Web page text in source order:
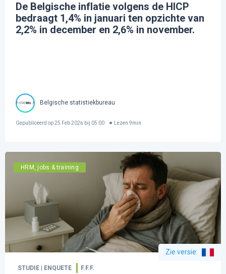
De Belgische inflatie volgens de HICP
bedraagt 1,4% in januari ten opzichte van
2,2% in december en 2,6% in november.
Belgische statistiekbureau
Gepubliceerd op25 Feb 2026 bij 05:00 Lezen 9min
HRM, jobs & training
Zie versie:
STUDIE | ENQUETE F.F.F.